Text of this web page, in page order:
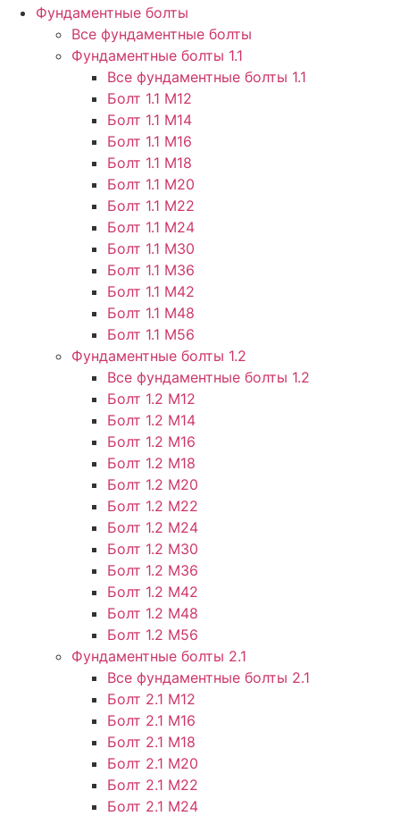
Фундаментные болты
Все фундаментные болты
Фундаментные болты 1.1
Все фундаментные болты 1.1
Болт 1.1 М12
Болт 1.1 М14
Болт 1.1 М16
Болт 1.1 М18
Болт 1.1 М20
Болт 1.1 М22
Болт 1.1 М24
Болт 1.1 М30
Болт 1.1 М36
Болт 1.1 М42
Болт 1.1 М48
Болт 1.1 М56
Фундаментные болты 1.2
Все фундаментные болты 1.2
Болт 1.2 М12
Болт 1.2 М14
Болт 1.2 М16
Болт 1.2 М18
Болт 1.2 М20
Болт 1.2 М22
Болт 1.2 М24
Болт 1.2 М30
Болт 1.2 М36
Болт 1.2 М42
Болт 1.2 М48
Болт 1.2 М56
Фундаментные болты 2.1
Все фундаментные болты 2.1
Болт 2.1 М12
Болт 2.1 М16
Болт 2.1 М18
Болт 2.1 М20
Болт 2.1 М22
Болт 2.1 М24